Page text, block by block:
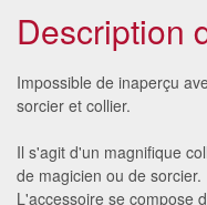
Description
Impossible de inaperçu
sorcier et collier.
Il s'agit d'un magnifique
de magicien ou de sorcier.
L'accessoire se compose